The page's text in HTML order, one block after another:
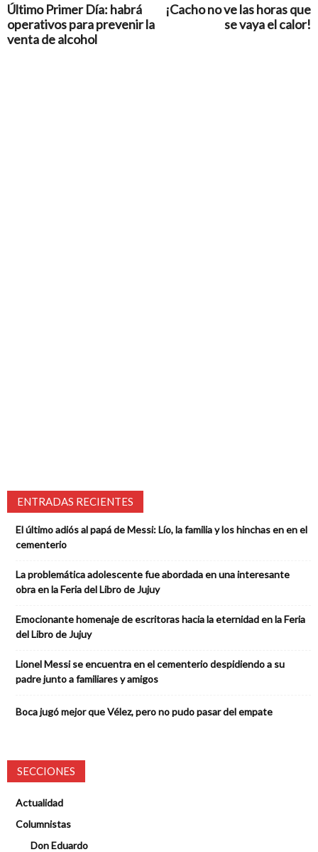
Último Primer Día: habrá
operativos para prevenir la
venta de alcohol
¡Cacho no ve las horas que
se vaya el calor!
ENTRADAS RECIENTES
El último adiós al papá de Messi: Lío, la familia y los hinchas en en el
cementerio
La problemática adolescente fue abordada en una interesante
obra en la Feria del Libro de Jujuy
Emocionante homenaje de escritoras hacia la eternidad en la Feria
del Libro de Jujuy
Lionel Messi se encuentra en el cementerio despidiendo a su
padre junto a familiares y amigos
Boca jugó mejor que Vélez, pero no pudo pasar del empate
SECCIONES
Actualidad
Columnistas
Don Eduardo